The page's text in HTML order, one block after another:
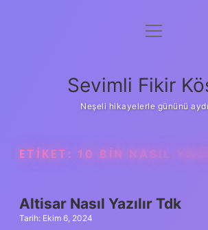
Anasayfa
Yasal Uyarı
menüyü
Sevimli Fikir
Neşeli hikayelerle gününü
ETIKET: 10 BIN NASIL
Altisar Nasıl Yazılır Tdk
Tarih: Ekim 6, 2024